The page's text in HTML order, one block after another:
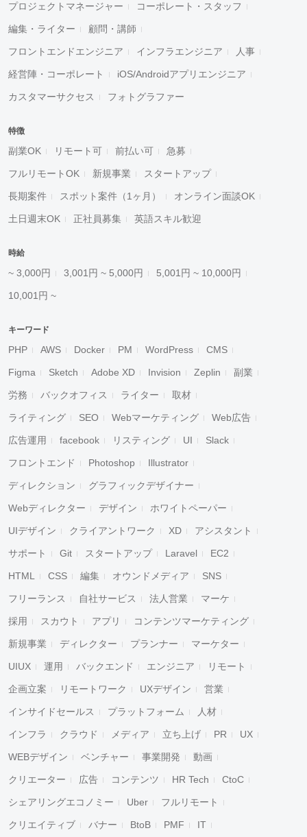
プロジェクトマネージャー コーポレート・スタッフ
編集・ライター 顧問・講師
フロントエンドエンジニア インフラエンジニア 人事
経営陣・コーポレート iOS/Androidアプリエンジニア
カスタマーサクセス フォトグラファー
特徴
副業OK リモート可 前払い可 急募
フルリモートOK 新規事業 スタートアップ
長期案件 スポット案件（1ヶ月） オンライン面談OK
土日週末OK 正社員募集 英語スキル歓迎
時給
~ 3,000円 3,001円 ~ 5,000円 5,001円 ~ 10,000円
10,001円 ~
キーワード
PHP AWS Docker PM WordPress CMS
Figma Sketch Adobe XD Invision Zeplin 副業
労務 バックオフィス ライター 取材
ライティング SEO Webマーケティング Web広告
広告運用 facebook リスティング UI Slack
フロントエンド Photoshop Illustrator
ディレクション グラフィックデザイナー
Webディレクター デザイン ホワイトペーパー
UIデザイン クライアントワーク XD アシスタント
サポート Git スタートアップ Laravel EC2
HTML CSS 編集 オウンドメディア SNS
フリーランス 自社サービス 法人営業 マーケ
採用 スカウト アプリ コンテンツマーケティング
新規事業 ディレクター プランナー マーケター
UIUX 運用 バックエンド エンジニア リモート
企画立案 リモートワーク UXデザイン 営業
インサイドセールス プラットフォーム 人材
インフラ クラウド メディア 立ち上げ PR UX
WEBデザイン ベンチャー 事業開発 動画
クリエーター 広告 コンテンツ HR Tech CtoC
シェアリングエコノミー Uber フルリモート
クリエイティブ バナー BtoB PMF IT